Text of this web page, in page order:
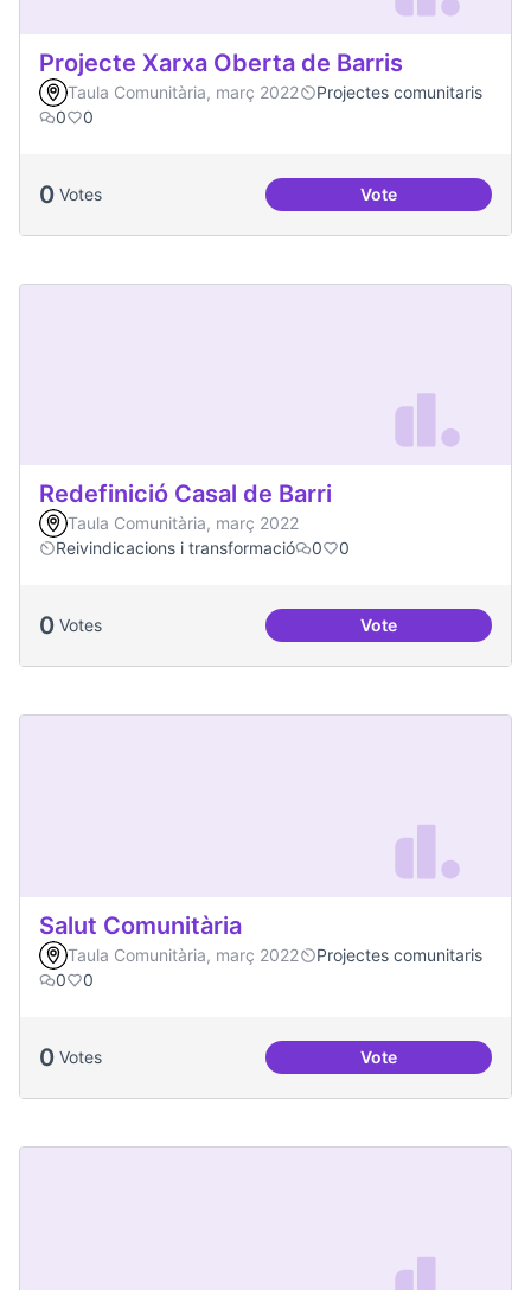
Projecte Xarxa Oberta de Barris
Taula Comunitària, març 2022
Projectes comunitaris
0
0
0 Votes VoteProjecte Xarxa
Redefinició Casal de Barri
Taula Comunitària, març 2022
Reivindicacions i transformació
0 0
0 Votes VoteRedefinició Casal
Salut Comunitària
Taula Comunitària, març 2022
Projectes comunitaris
0
0
0 Votes VoteSalut Comunitària